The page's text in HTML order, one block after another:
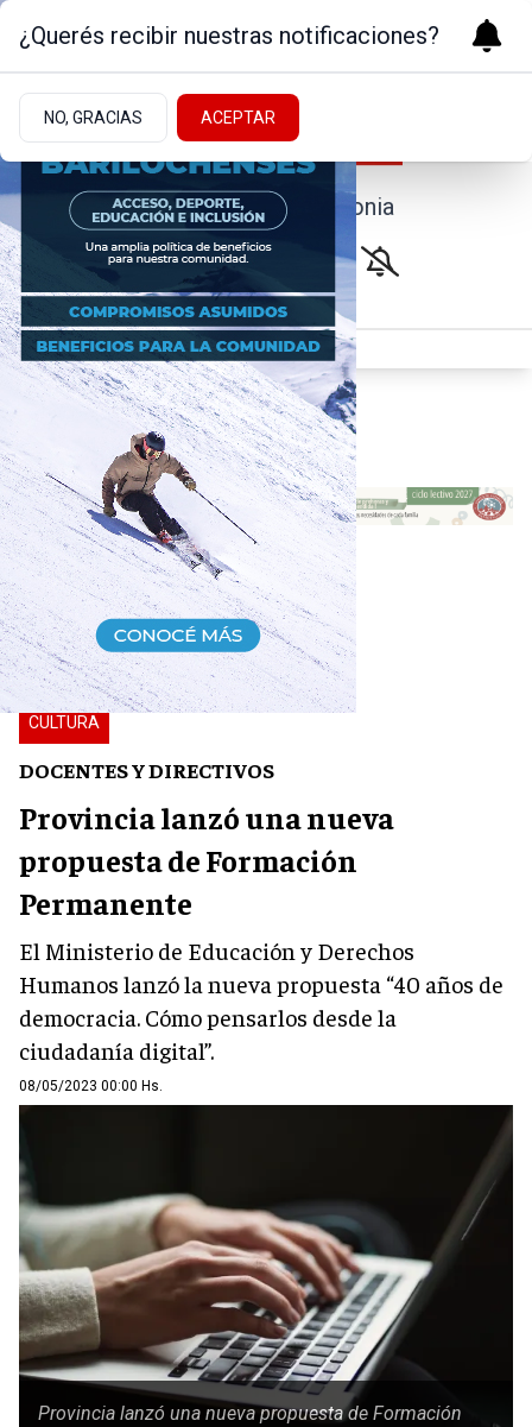
Noticias de la Patagonia
CULTURA
DOCENTES Y DIRECTIVOS
Provincia lanzó una nueva
propuesta de Formación
Permanente
El Ministerio de Educación y Derechos
Humanos lanzó la nueva propuesta “40 años de
democracia. Cómo pensarlos desde la
ciudadanía digital”.
08/05/2023 00:00 Hs.
Provincia lanzó una nueva propuesta de Formación
¿Querés recibir nuestras notificaciones?
NO, GRACIAS ACEPTAR